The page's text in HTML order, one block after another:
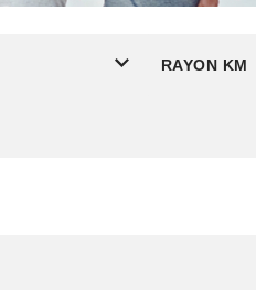
RAYON KM